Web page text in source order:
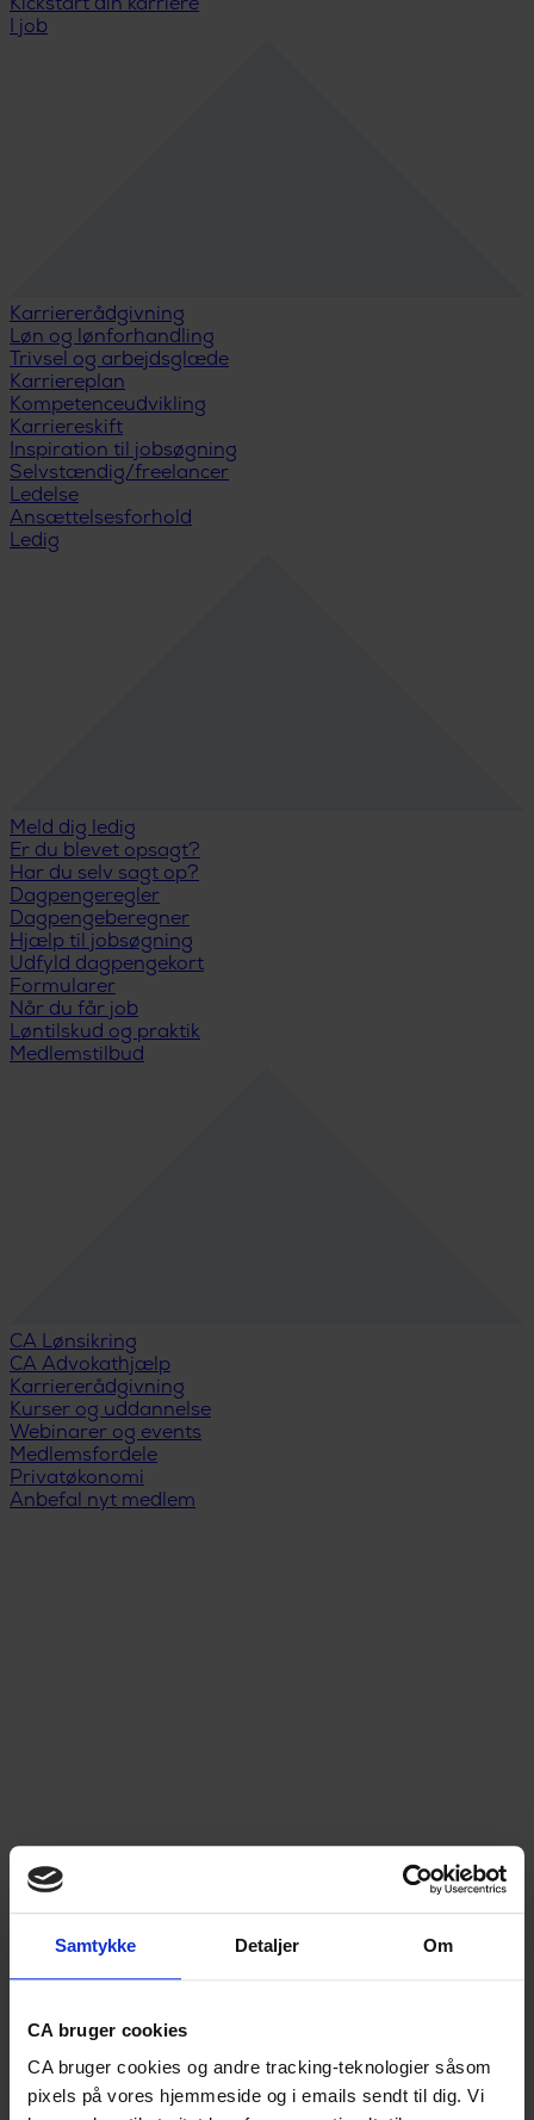
Samtykke Detaljer Om
CA bruger cookies
CA bruger cookies og andre tracking-teknologier såsom
pixels på vores hjemmeside og i emails sendt til dig. Vi
Kickstart din karriere
I job
Karriererådgivning
Løn og lønforhandling
Trivsel og arbejdsglæde
Karriereplan
Kompetenceudvikling
Karriereskift
Inspiration til jobsøgning
Selvstændig/freelancer
Ledelse
Ansættelsesforhold
Ledig
Meld dig ledig
Er du blevet opsagt?
Har du selv sagt op?
Dagpengeregler
Dagpengeberegner
Hjælp til jobsøgning
Udfyld dagpengekort
Formularer
Når du får job
Løntilskud og praktik
Medlemstilbud
CA Lønsikring
CA Advokathjælp
Karriererådgivning
Kurser og uddannelse
Webinarer og events
Medlemsfordele
Privatøkonomi
Anbefal nyt medlem
Menu
DA/EN
Lønsikring
Medlemsfordele
Studerende
A-kasse for studerende
Studiestart
Snart færdiguddannet
Nyuddannet